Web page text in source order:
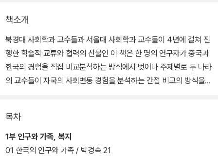
책소개
북경대 사회학과 교수들과 서울대 사회학과 교수들이 4년에 걸쳐 진
행한 학술적 교류와 협력의 산물인 이 책은 한 명의 연구자가 중국과
한국의 경험을 직접 비교분석하는 방식에서 벗어나 주제별로 두 나라
의 교수들이 자국의 사회변동 경험을 분석하는 간접 비교의 방식을
이 책은 인구와 가족, 복지, 사회계층과 도시화, 종교와 경제, 발전, 사
회변동과 사회운동, 새로운 도전 등의 이슈를 살펴보며 동아시아 사
회의 역동적 변화과정을 설명했다. 한국과 중국의 사회학계 최고 석
목차
1부 인구와 가족, 복지
01 한국의 인구와 가족 / 박경숙 21